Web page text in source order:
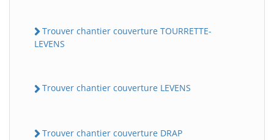
Trouver chantier couverture TOURRETTE-
LEVENS
Trouver chantier couverture LEVENS
Trouver chantier couverture DRAP